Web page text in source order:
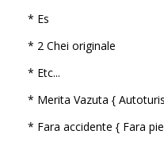
* Es
* 2 Chei originale
* Etc...
* Merita Vazuta {
* Fara accidente { Fara